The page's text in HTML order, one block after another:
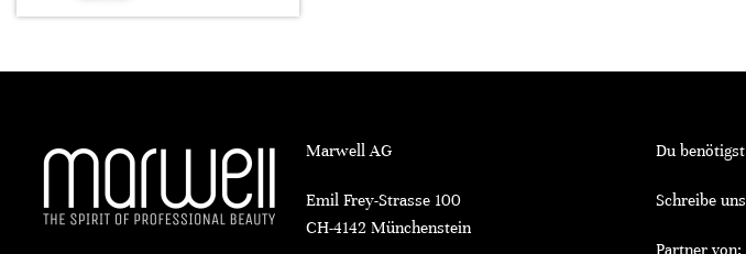
Marwell AG
Emil Frey-Strasse 100
CH-4142 Münchenstein
Du
Schreibe
Partner von: